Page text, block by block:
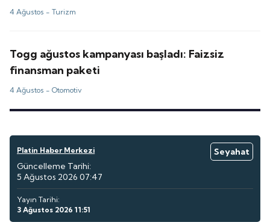
4 Ağustos -Turizm
Togg ağustos kampanyası başladı: Faizsiz
finansman paketi
4 Ağustos -Otomotiv
Platin Haber Merkezi
Seyahat
Güncelleme Tarihi:
5 Ağustos 2026 07:47
Yayın Tarihi:
3 Ağustos 2026 11:51